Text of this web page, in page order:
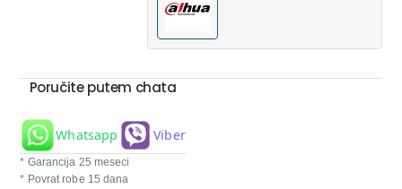
Poručite putem chata
Whatsapp Viber
* Garancija 25 meseci
* Povrat robe 15 dana